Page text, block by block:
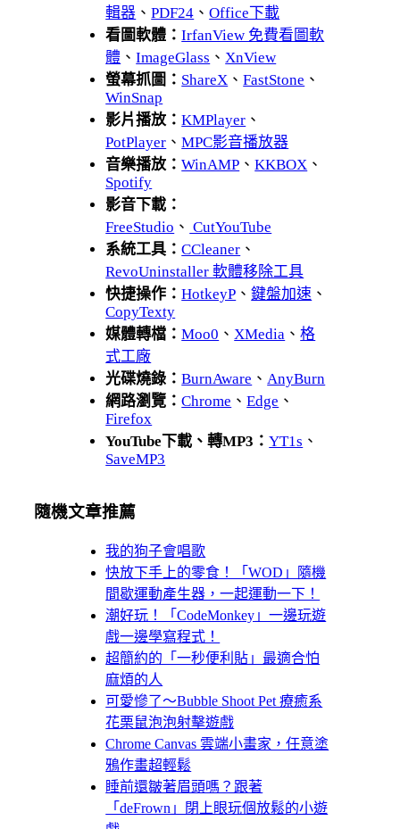
輯器 、PDF24 、Office下載
看圖軟體：IrfanView 免費看圖軟
體 、ImageGlass 、 XnView
螢幕抓圖： ShareX 、FastStone 、
WinSnap
影片播放：KMPlayer 、
PotPlayer 、MPC影音播放器
音樂播放：WinAMP 、KKBOX 、
Spotify
影音下載：
FreeStudio 、 CutYouTube
系統工具：CCleaner 、
RevoUninstaller 軟體移除工具
快捷操作：HotkeyP 、鍵盤加速 、
CopyTexty
媒體轉檔：Moo0 、 XMedia 、格
式工廠
光碟燒錄：BurnAware 、 AnyBurn
網路瀏覽：Chrome 、Edge 、
Firefox
YouTube下載、轉MP3：YT1s 、
SaveMP3
隨機文章推薦
我的狗子會唱歌
快放下手上的零食！「WOD」隨機
間歇運動產生器，一起運動一下！
潮好玩！「CodeMonkey」一邊玩遊
戲一邊學寫程式！
超簡約的「一秒便利貼」最適合怕
麻煩的人
可愛慘了～Bubble Shoot Pet 療癒系
花栗鼠泡泡射擊遊戲
Chrome Canvas 雲端小畫家，任意塗
鴉作畫超輕鬆
睡前還皺著眉頭嗎？跟著
「deFrown」閉上眼玩個放鬆的小遊